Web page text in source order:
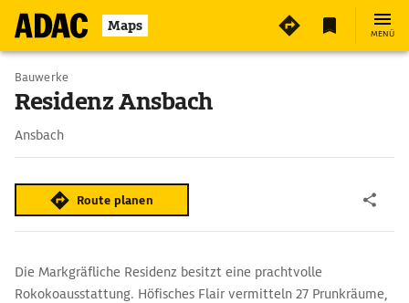
Maps MENÜ
Bauwerke
Residenz Ansbach
Ansbach
Route planen
Die Markgräfliche Residenz besitzt eine prachtvolle
Rokokoausstattung. Höfisches Flair vermitteln 27 Prunkräume,